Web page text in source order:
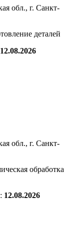
обл., г. Санкт-
деталей
12.08.2026
обл., г. Санкт-
обработка
12.08.2026